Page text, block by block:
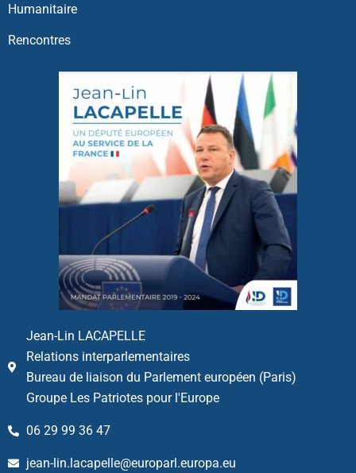
Humanitaire
Rencontres
Jean-Lin LACAPELLE
Relations interparlementaires
Bureau de liaison du Parlement européen (Paris)
Groupe Les Patriotes pour l'Europe
06 29 99 36 47
jean-lin.lacapelle@europarl.europa.eu